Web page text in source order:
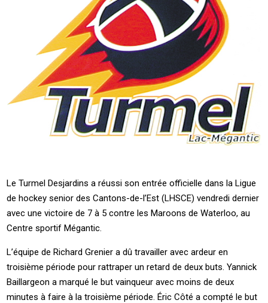
Le Turmel Desjardins a réussi son entrée officielle dans la Ligue
de hockey senior des Cantons-de-l’Est (LHSCE) vendredi dernier
avec une victoire de 7 à 5 contre les Maroons de Waterloo, au
Centre sportif Mégantic.
L’équipe de Richard Grenier a dû travailler avec ardeur en
troisième période pour rattraper un retard de deux buts. Yannick
Baillargeon a marqué le but vainqueur avec moins de deux
minutes à faire à la troisième période. Éric Côté a compté le but